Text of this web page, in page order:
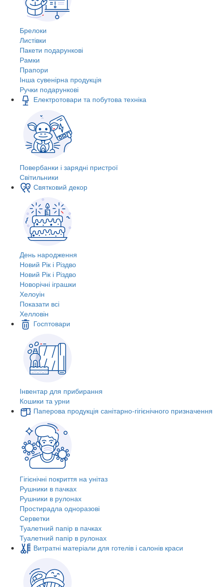
Брелоки
Листівки
Пакети подарункові
Рамки
Прапори
Інша сувенірна продукція
Ручки подарункові
Електротовари та побутова техніка
Повербанки і зарядні пристрої
Світильники
Святковий декор
День народження
Новий Рік і Різдво
Новий Рік і Різдво
Новорічні іграшки
Хелоуін
Показати всі
Хелловін
Госптовари
Інвентар для прибирання
Кошики та урни
Паперова продукція санітарно-гігієнічного призначення
Гігієнічні покриття на унітаз
Рушники в пачках
Рушники в рулонах
Простирадла одноразові
Серветки
Туалетний папір в пачках
Туалетний папір в рулонах
Витратні матеріали для готелів і салонів краси